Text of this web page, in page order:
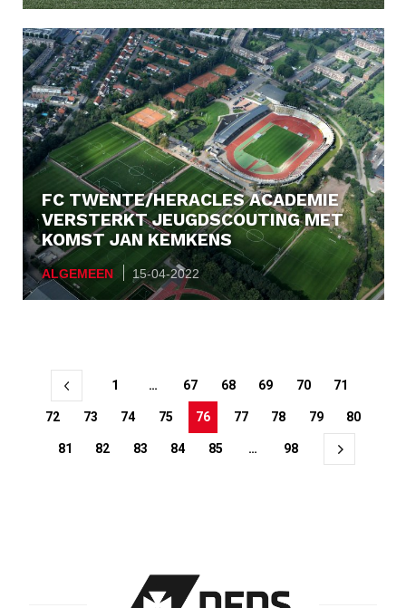
FC TWENTE/HERACLES ACADEMIE
VERSTERKT JEUGDSCOUTING MET
KOMST JAN KEMKENS
ALGEMEEN 15-04-2022
Berichtnavigatie
1 … 67 68 69 70 71
72 73 74 75 76 77 78 79 80
81 82 83 84 85 … 98